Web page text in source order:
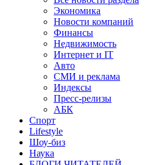
Экономика
Новости компаний
Финансы
Недвижимость
Интернет и IT
Авто
СМИ и реклама
Индексы
Пресс-релизы
АБК
Спорт
Lifestyle
Шоу-биз
Наука